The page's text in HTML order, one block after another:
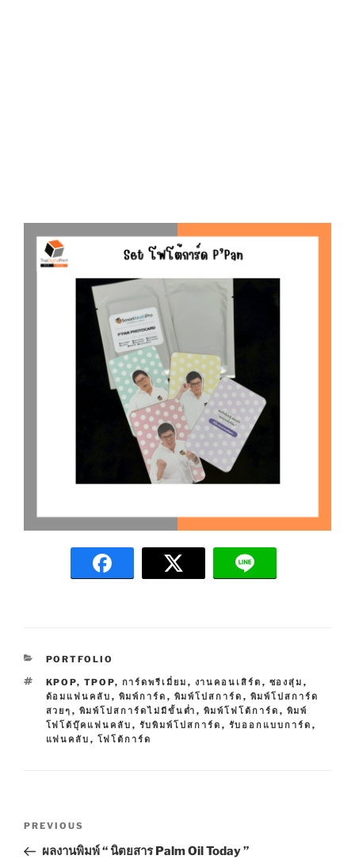
C
T
E
G
O
R
PORTFOLIO
T
A
G
S
KPOP, TPOP, การ์ดพรีเมี่ยม , งานคอนเสิร์ต , ซองสุ่ม ,
ด้อมแฟนคลับ , พิมพ์การ์ด , พิมพ์โปสการ์ด , พิมพ์โปสการ์ด
สวยๆ , พิมพ์โปสการ์ดไม่มีขั้นต่ำ , พิมพ์โฟโต้การ์ด , พิมพ์
โฟโต้บุ๊คแฟนคลับ , รับพิมพ์โปสการ์ด , รับออกแบบการ์ด ,
แฟนคลับ , โฟโต้การ์ด
P
r
PREVIOUS
ผลงานพิมพ์ “ นิตยสาร Palm Oil Today ”